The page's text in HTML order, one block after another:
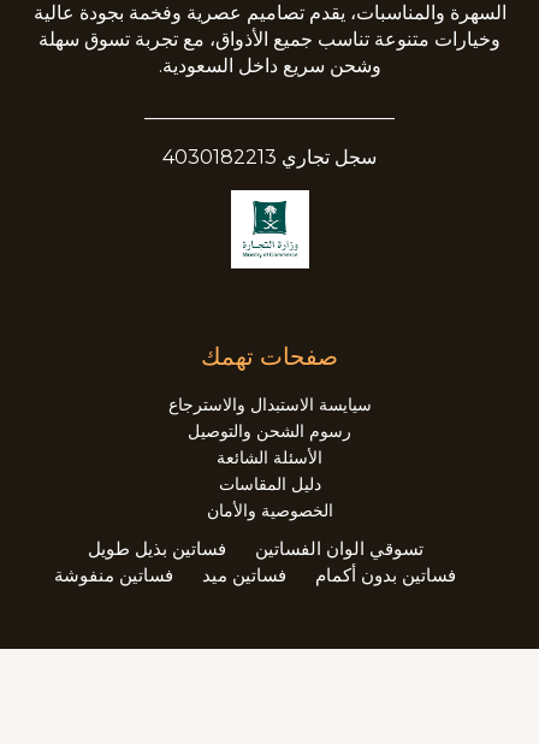
السهرة والمناسبات، يقدم تصاميم عصرية وفخمة بجودة عالية
وخيارات متنوعة تناسب جميع الأذواق، مع تجربة تسوق سهلة
وشحن سريع داخل السعودية.
سجل تجاري 4030182213
صفحات تهمك
سيايسة الاستبدال والاسترجاع
رسوم الشحن والتوصيل
الأسئلة الشائعة
دليل المقاسات
الخصوصية والأمان
تسوقي الوان الفساتين
فساتين بذيل طويل
فساتين بدون أكمام
فساتين ميد فساتين منفوشة